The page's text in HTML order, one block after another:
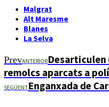
Malgrat
Alt Maresme
Blanes
La Selva
PrevANTERIORDesarticulen
remolcs aparcats a
SEGÜENTEnganxada de